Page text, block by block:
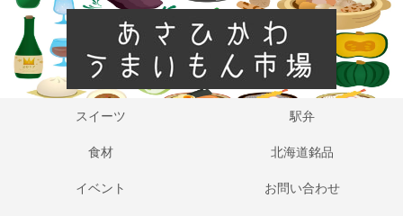
スイーツ 駅弁
食材 北海道銘品
イベント お問い合わせ